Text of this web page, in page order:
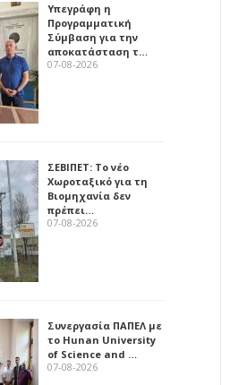
Υπεγράφη η
Προγραμματική
Σύμβαση για την
αποκατάσταση τ…
07-08-2026
ΣΕΒΙΠΕΤ: Το νέο
Χωροταξικό για τη
Βιομηχανία δεν
πρέπει…
07-08-2026
Συνεργασία ΠΑΠΕΛ με
το Hunan University
of Science and …
07-08-2026